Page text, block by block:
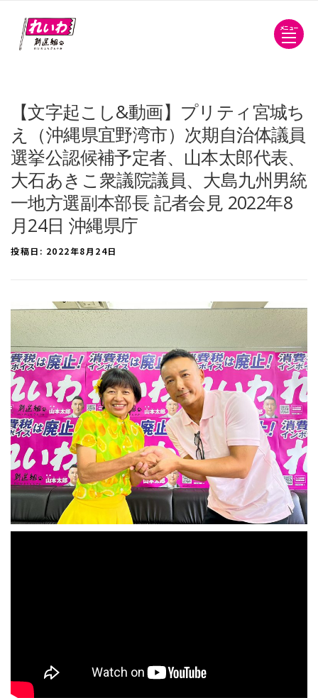
メニュー
【文字起こし&動画】プリティ宮城ち
え（沖縄県宜野湾市）次期自治体議員
選挙公認候補予定者、山本太郎代表、
大石あきこ衆議院議員、大島九州男統
一地方選副本部長 記者会見 2022年8
月24日 沖縄県庁
投稿日: 2022年8月24日